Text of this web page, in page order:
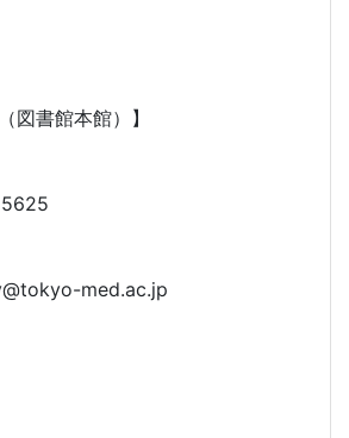
図書館本館）】
med.ac.jp